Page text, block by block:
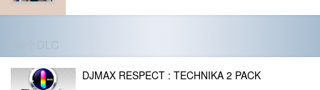
DJMAX RESPECT : TECHNIKA 2 PACK